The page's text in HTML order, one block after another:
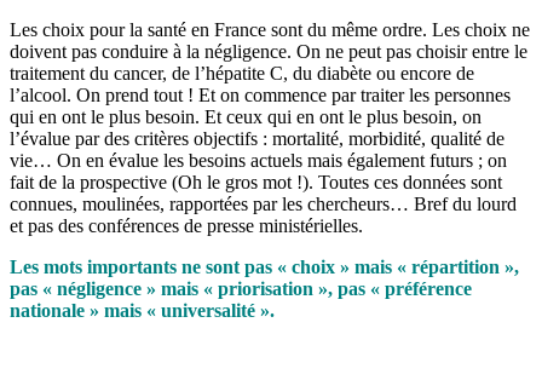
Les choix pour la santé en France sont du même ordre. Les choix ne
doivent pas conduire à la négligence. On ne peut pas choisir entre le
traitement du cancer, de l’hépatite C, du diabète ou encore de
l’alcool. On prend tout ! Et on commence par traiter les personnes
qui en ont le plus besoin. Et ceux qui en ont le plus besoin, on
l’évalue par des critères objectifs : mortalité, morbidité, qualité de
vie… On en évalue les besoins actuels mais également futurs ; on
fait de la prospective (Oh le gros mot !). Toutes ces données sont
connues, moulinées, rapportées par les chercheurs… Bref du lourd
et pas des conférences de presse ministérielles.
Les mots importants ne sont pas « choix » mais « répartition »,
pas « négligence » mais « priorisation », pas « préférence
nationale » mais « universalité ».